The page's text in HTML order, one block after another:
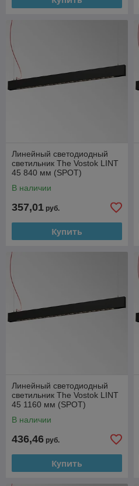
Линейный светодиодный
светильник The Vostok LINT
45 840 мм (SPOT)
В наличии
357,01 руб.
Купить
Линейный светодиодный
светильник The Vostok LINT
45 1160 мм (SPOT)
В наличии
436,46 руб.
Купить